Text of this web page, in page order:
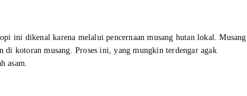
ini dikenal karena melalui pencernaan musang hutan lokal. Musang
kotoran musang. Proses ini, yang mungkin terdengar agak
asam.